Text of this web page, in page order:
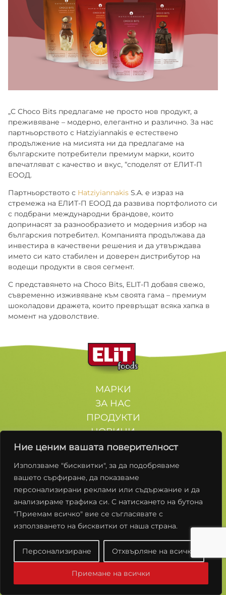
Ние ценим вашата поверителност
Използваме "бисквитки", за да подобряваме
вашето сърфиране, да показваме
персонализирани реклами или съдържание и да
анализираме трафика си. С натискането на бутона
"Приемам всичко" вие се съгласявате с
използването на бисквитки от наша страна.
Персонализиране Отхвърляне на всички
Приемане на всички
„С Choco Bits предлагаме не просто нов продукт, а
преживяване – модерно, елегантно и различно. За нас
партньорството с Hatziyiannakis е естествено
продължение на мисията ни да предлагаме на
българските потребители премиум марки, които
впечатляват с качество и вкус, “споделят от ЕЛИТ-П
ЕООД.
Партньорството с Hatziyiannakis S.A. е израз на
стремежа на ЕЛИТ-П ЕООД да развива портфолиото си
с подбрани международни брандове, които
допринасят за разнообразието и модерния избор на
българския потребител. Компанията продължава да
инвестира в качествени решения и да утвърждава
името си като стабилен и доверен дистрибутор на
водещи продукти в своя сегмент.
С представянето на Choco Bits, ELIT-П добавя свежо,
съвременно изживяване към своята гама – премиум
шоколадови дражета, които превръщат всяка хапка в
момент на удоволствие.
МАРКИ
ЗА НАС
ПРОДУКТИ
НОВИНИ
КОНТАКТИ
Останете с нас
Условия за ползване
Политики за Поверителност
Създадено от